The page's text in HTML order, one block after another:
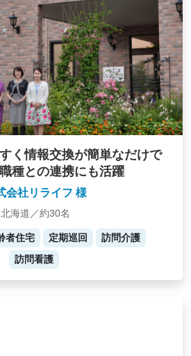
く情報交換が簡単なだけで
種との連携にも活躍
会社リライフ 様
北海道／約30名
者住宅 定期巡回
訪問介護
訪問看護